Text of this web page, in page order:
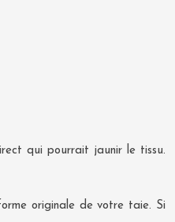
qui pourrait jaunir le tissu.
originale de votre taie. Si